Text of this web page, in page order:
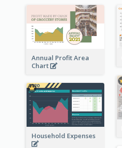
Annual Profit Area
Chart
Household Expenses